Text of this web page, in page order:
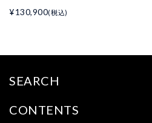
¥130,900(税込)
SEARCH
CONTENTS